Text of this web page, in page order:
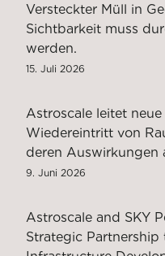
Versteckter Müll in
Sichtbarkeit muss
werden.
15. Juli 2026
Astroscale leitet
Wiedereintritt von
deren Auswirkungen
9. Juni 2026
Astroscale and SKY
Strategic